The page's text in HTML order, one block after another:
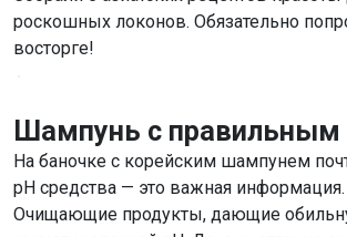
роскошных локонов. Обязательно
восторге!
Шампунь с правильным
На баночке с корейским шампунем
pH средства — это важная информация.
Очищающие продукты, дающие